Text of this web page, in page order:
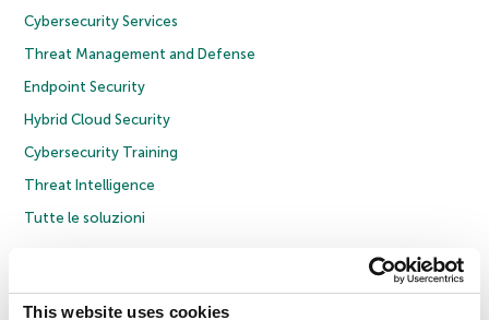
This website uses cookies
Cybersecurity Services
Threat Management and Defense
Endpoint Security
Hybrid Cloud Security
Cybersecurity Training
Threat Intelligence
Tutte le soluzioni
Informativa sulla privacy
Policy anticorruzione
Contratto di licenza B2C